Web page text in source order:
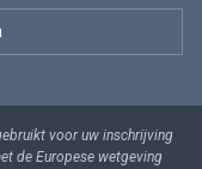
voor uw inschrijving
de Europese wetgeving